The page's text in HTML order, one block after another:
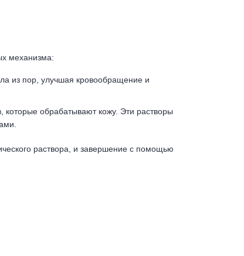
механизма:
из пор, улучшая кровообращение и
обрабатывают кожу. Эти растворы
раствора, и завершение с помощью